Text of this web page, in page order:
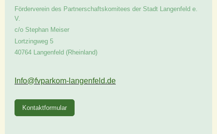
Förderverein des Partnerschaftskomitees der Stadt Langenfeld e.
V.
c/o Stephan Meiser
Lortzingweg 5
40764
Langenfeld (Rheinland)
Info@fvparkom-langenfeld.de
Kontaktformular